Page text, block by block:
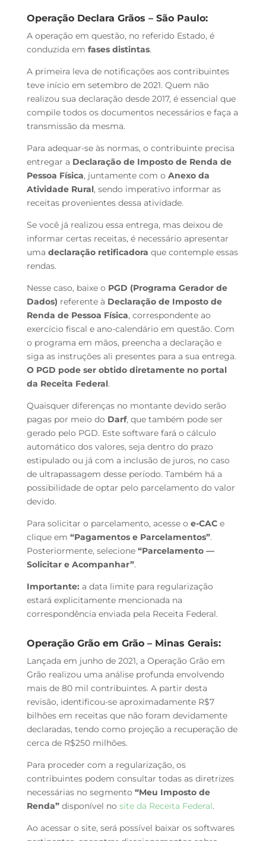
Operação Declara Grãos – São Paulo:
A operação em questão, no referido Estado, é
conduzida em fases distintas.
A primeira leva de notificações aos contribuintes
teve início em setembro de 2021. Quem não
realizou sua declaração desde 2017, é essencial que
compile todos os documentos necessários e faça a
transmissão da mesma.
Para adequar-se às normas, o contribuinte precisa
entregar a Declaração de Imposto de Renda de
Pessoa Física, juntamente com o Anexo da
Atividade Rural, sendo imperativo informar as
receitas provenientes dessa atividade.
Se você já realizou essa entrega, mas deixou de
informar certas receitas, é necessário apresentar
uma declaração retificadora que contemple essas
rendas.
Nesse caso, baixe o PGD (Programa Gerador de
Dados) referente à Declaração de Imposto de
Renda de Pessoa Física, correspondente ao
exercício fiscal e ano-calendário em questão. Com
o programa em mãos, preencha a declaração e
siga as instruções ali presentes para a sua entrega.
O PGD pode ser obtido diretamente no portal
da Receita Federal.
Quaisquer diferenças no montante devido serão
pagas por meio do Darf, que também pode ser
gerado pelo PGD. Este software fará o cálculo
automático dos valores, seja dentro do prazo
estipulado ou já com a inclusão de juros, no caso
de ultrapassagem desse período. Também há a
possibilidade de optar pelo parcelamento do valor
devido.
Para solicitar o parcelamento, acesse o e-CACe
clique em “Pagamentos e Parcelamentos”.
Posteriormente, selecione “Parcelamento —
Solicitar e Acompanhar”.
Importante: a data limite para regularização
estará explicitamente mencionada na
correspondência enviada pela Receita Federal.
Operação Grão em Grão – Minas Gerais:
Lançada em junho de 2021, a Operação Grão em
Grão realizou uma análise profunda envolvendo
mais de 80 mil contribuintes. A partir desta
revisão, identificou-se aproximadamente R$7
bilhões em receitas que não foram devidamente
declaradas, tendo como projeção a recuperação de
cerca de R$250 milhões.
Para proceder com a regularização, os
contribuintes podem consultar todas as diretrizes
necessárias no segmento “Meu Imposto de
Renda”disponível no site da Receita Federal.
Ao acessar o site, será possível baixar os softwares